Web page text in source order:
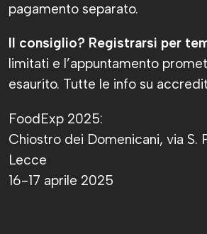
pagamento separato.
Il consiglio? Registrarsi per
limitati e l’appuntamento
esaurito. Tutte le info su
FoodExp 2025:
Chiostro dei Domenicani, via S.
Lecce
16-17 aprile 2025